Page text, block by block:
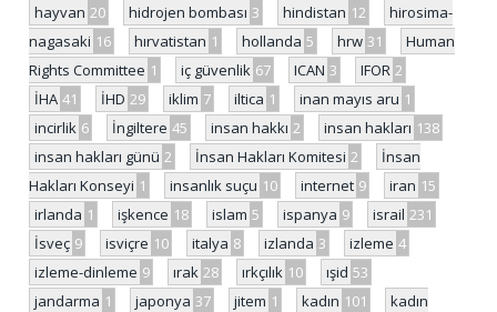
hayvan 20 hidrojen bombası 3 hindistan 12
hirosima-
nagasaki 16 hırvatistan 1 hollanda 5 hrw 31
Human
Rights Committee 1 iç güvenlik 67 ICAN 3 IFOR 2
İHA 41 İHD 29 iklim 7 iltica 1 inan mayıs aru 1
incirlik 6 İngiltere 45 insan hakkı 2 insan hakları 138
insan hakları günü 2 İnsan Hakları Komitesi 2
İnsan
Hakları Konseyi 1 insanlık suçu 10 internet 9 iran 15
irlanda 1 işkence 18 islam 5 ispanya 9 israil 231
İsveç 9 isviçre 10 italya 8 izlanda 3 izleme 4
izleme-dinleme 9 ırak 28 ırkçılık 10 ışid 53
jandarma 1 japonya 37 jitem 1 kadın 101
kadın